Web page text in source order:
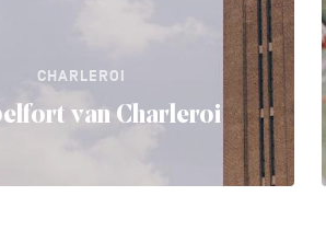
CHARLEROI
van Charleroi